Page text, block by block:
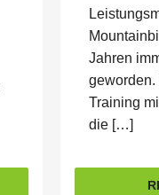
Jahren
Training
die […]